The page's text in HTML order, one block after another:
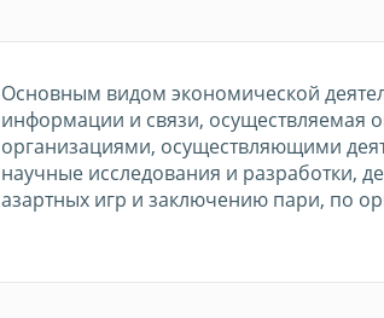
Основным видом экономической
информации и связи, осуществляемая
организациями, осуществляющими
научные исследования и разработки,
азартных игр и заключению пари, по